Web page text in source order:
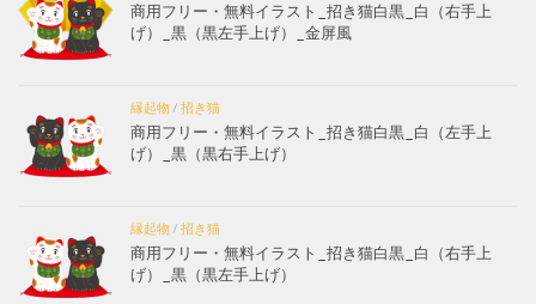
商用フリー・無料イラスト_招き猫白黒_白（右手上
げ）_黒（黒左手上げ）_金屏風
縁起物/ 招き猫
商用フリー・無料イラスト_招き猫白黒_白（左手上
げ）_黒（黒右手上げ）
縁起物/ 招き猫
商用フリー・無料イラスト_招き猫白黒_白（右手上
げ）_黒（黒左手上げ）